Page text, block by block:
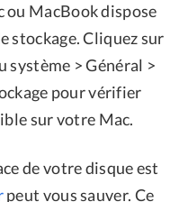
ou MacBook dispose
stockage. Cliquez sur
système > Général >
pour vérifier
sur votre Mac.
de votre disque est
peut vous sauver. Ce